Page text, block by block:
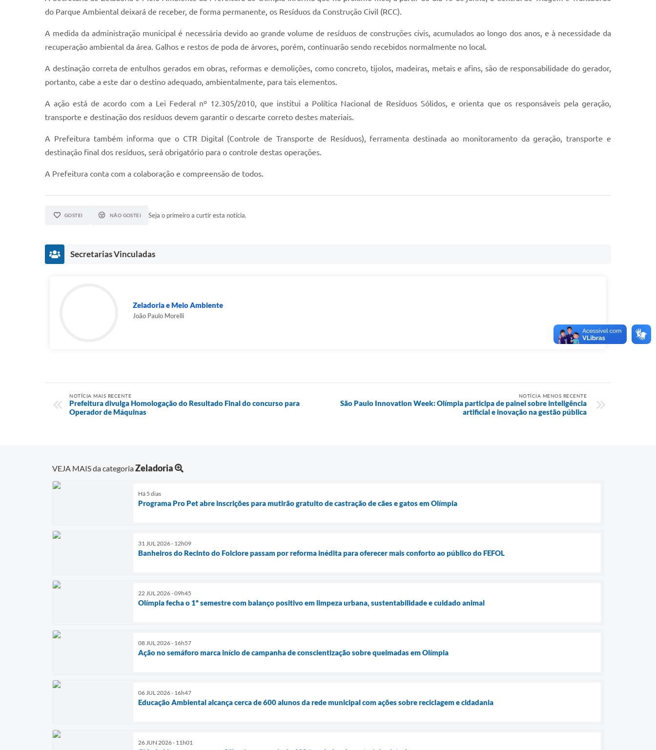
do Parque Ambiental deixará de receber, de forma permanente, os Resíduos da Construção Civil (RCC).
A medida da administração municipal é necessária devido ao grande volume de resíduos de construções civis, acumulados ao longo dos anos, e à necessidade da
recuperação ambiental da área. Galhos e restos de poda de árvores, porém, continuarão sendo recebidos normalmente no local.
A destinação correta de entulhos gerados em obras, reformas e demolições, como concreto, tijolos, madeiras, metais e afins, são de responsabilidade do gerador,
portanto, cabe a este dar o destino adequado, ambientalmente, para tais elementos.
A ação está de acordo com a Lei Federal nº 12.305/2010, que institui a Política Nacional de Resíduos Sólidos, e orienta que os responsáveis pela geração,
transporte e destinação dos resíduos devem garantir o descarte correto destes materiais.
A Prefeitura também informa que o CTR Digital (Controle de Transporte de Resíduos), ferramenta destinada ao monitoramento da geração, transporte e
destinação final dos resíduos, será obrigatório para o controle destas operações.
A Prefeitura conta com a colaboração e compreensão de todos.
GOSTEI NÃO GOSTEI Seja o primeiro a curtir esta notícia.
Secretarias Vinculadas
Zeladoria e Meio Ambiente
João Paulo Morelli
NOTÍCIA MAIS RECENTE
Prefeitura divulga Homologação do Resultado Final do concurso para
Operador de Máquinas
NOTÍCIA MENOS RECENTE
São Paulo Innovation Week: Olímpia participa de painel sobre inteligência
artificial e inovação na gestão pública
VEJA MAIS da categoriaZeladoria
Há 5 dias
Programa Pro Pet abre inscrições para mutirão gratuito de castração de cães e gatos em Olímpia
31 JUL 2026 - 12h09
Banheiros do Recinto do Folclore passam por reforma inédita para oferecer mais conforto ao público do FEFOL
22 JUL 2026 - 09h45
Olímpia fecha o 1º semestre com balanço positivo em limpeza urbana, sustentabilidade e cuidado animal
08 JUL 2026 - 16h57
Ação no semáforo marca início de campanha de conscientização sobre queimadas em Olímpia
06 JUL 2026 - 16h47
Educação Ambiental alcança cerca de 600 alunos da rede municipal com ações sobre reciclagem e cidadania
26 JUN 2026 - 11h01